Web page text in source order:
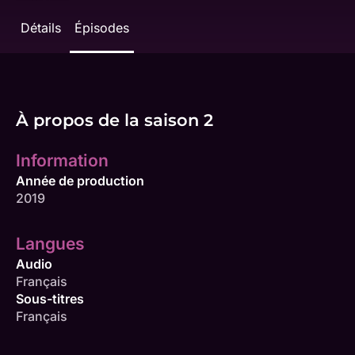
Détails Épisodes
À propos de la saison 2
Information
Année de production
2019
Langues
Audio
Français
Sous-titres
Français